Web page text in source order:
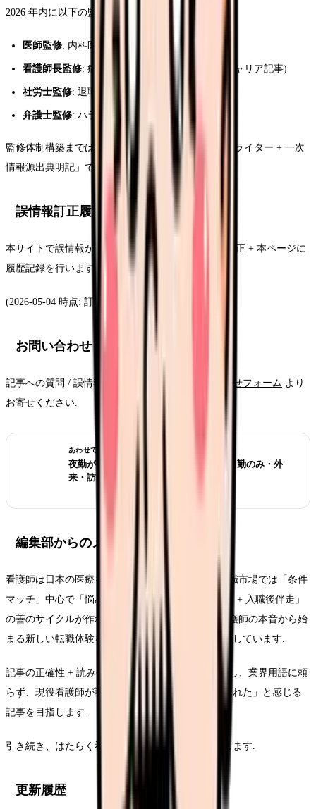
2026 年内に以下の監修体制を構築予定です.
医師監修: 内科医 1 名 (制度 + 医療技術記事)
看護師長監修: 病棟看護師長 1 名 (現場運営 + キャリア記事)
社労士監修: 退職 + 失業保険 + 労務記事
弁護士監修: ハラスメント + 労使紛争記事
監修体制構築までは「現役看護師経験者執筆 + 医療ライター + 一次
情報源出典明記」で品質担保しています.
誤情報訂正履歴
本サイトで誤情報が判明した場合、24 時間以内に訂正 + 本ページに
履歴記録を行います.
(2026-05-04 時点: 訂正履歴なし)
お問い合わせ
記事への質問 / 誤情報指摘 / 取材依頼は お問い合わせフォーム より
お寄せください.
あわせて読みたい
夜勤がきつい看護師の転職判断 2026｜日勤のみ・外
来・訪問看護の選び方
編集部からのメッセージ
看護師は日本の医療を支える専門職です. 一方、転職市場では「条件
マッチ」中心で「悩みマッチ + カルチャーフィット + 入職後伴走」
の善のサイクルが作れていません. 本サイトは、看護師の本音から始
まる新しい転職体験を作るための情報源として運営しています.
記事の正確性 + 読みやすさ + 看護師目線 を最重視し、業界用語に頼
らず、現役看護師が読んで「自分の悩みに答えてくれた」と感じる
記事を目指します.
引き続き、はたらく看護師さんをよろしくお願いします.
更新履歴